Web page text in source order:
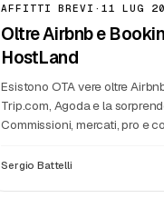
AFFITTI BREVI · 11 LUG
Oltre Airbnb e
HostLand
Esistono OTA vere oltre
Trip.com, Agoda e la
Commissioni, mercati, pro e
Sergio Battelli